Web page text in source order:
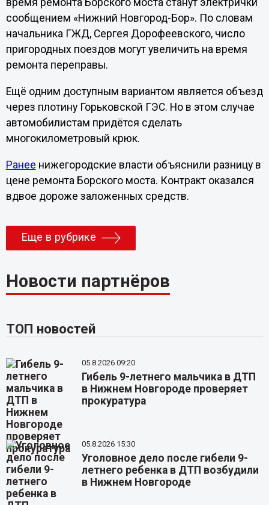
время ремонта Борского моста станут электрички
сообщением «Нижний Новгород-Бор». По словам
начальника ГЖД, Сергея Дорофеевского, число
пригородных поездов могут увеличить на время
ремонта переправы.
Ещё одним доступным вариантом является объезд
через плотину Горьковской ГЭС. Но в этом случае
автомобилистам придётся сделать
многокилометровый крюк.
Ранее нижегородские власти объяснили разницу в
цене ремонта Борского моста. Контракт оказался
вдвое дороже заложенных средств.
Еще в рубрике
Новости партнёров
ТОП новостей
05.8.2026 09:20
Гибель 9-летнего мальчика в ДТП
в Нижнем Новгороде проверяет
прокуратура
05.8.2026 15:30
Уголовное дело после гибели 9-
летнего ребенка в ДТП возбудили
в Нижнем Новгороде